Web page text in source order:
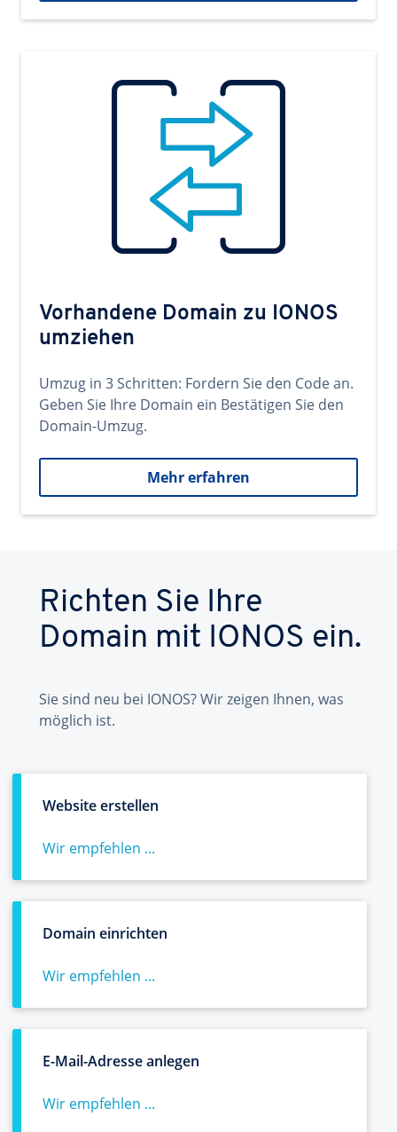
Vorhandene Domain zu IONOS
umziehen
Umzug in 3 Schritten: Fordern Sie den Code an.
Geben Sie Ihre Domain ein Bestätigen Sie den
Domain-Umzug.
Mehr erfahren
Richten Sie Ihre
Domain mit IONOS ein.
Sie sind neu bei IONOS? Wir zeigen Ihnen, was
möglich ist.
Website erstellen
Wir empfehlen ...
Domain einrichten
Wir empfehlen ...
E-Mail-Adresse anlegen
Wir empfehlen ...